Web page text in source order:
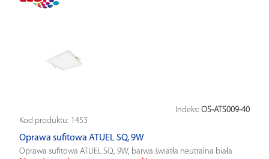
Indeks: OS-ATS009-40
Kod produktu: 1453
Oprawa sufitowa ATUEL SQ, 9W
Oprawa sufitowa ATUEL SQ, 9W, barwa światła neutralna biała